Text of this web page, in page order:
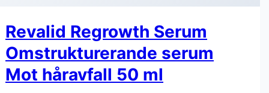
Revalid Regrowth Serum
Omstrukturerande serum
Mot håravfall 50 ml